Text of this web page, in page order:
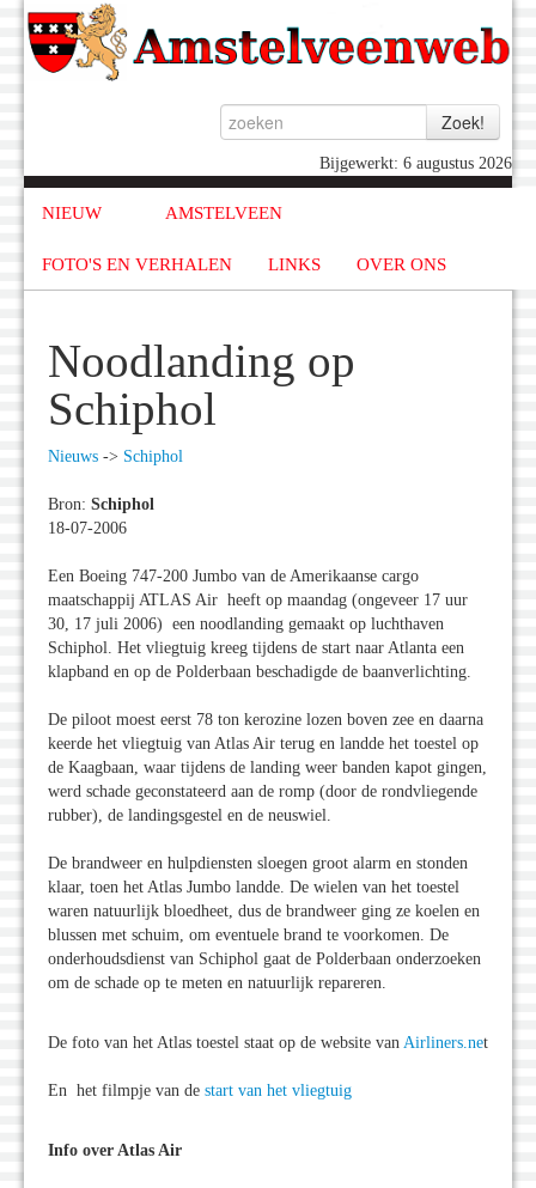
Bijgewerkt: 6 augustus 2026
NIEUW AMSTELVEEN
FOTO'S EN VERHALEN LINKS OVER ONS
Noodlanding op
Schiphol
Nieuws -> Schiphol
Bron: Schiphol
18-07-2006
Een Boeing 747-200 Jumbo van de Amerikaanse cargo
maatschappij ATLAS Air heeft op maandag (ongeveer 17 uur
30, 17 juli 2006) een noodlanding gemaakt op luchthaven
Schiphol. Het vliegtuig kreeg tijdens de start naar Atlanta een
klapband en op de Polderbaan beschadigde de baanverlichting.
De piloot moest eerst 78 ton kerozine lozen boven zee en daarna
keerde het vliegtuig van Atlas Air terug en landde het toestel op
de Kaagbaan, waar tijdens de landing weer banden kapot gingen,
werd schade geconstateerd aan de romp (door de rondvliegende
rubber), de landingsgestel en de neuswiel.
De brandweer en hulpdiensten sloegen groot alarm en stonden
klaar, toen het Atlas Jumbo landde. De wielen van het toestel
waren natuurlijk bloedheet, dus de brandweer ging ze koelen en
blussen met schuim, om eventuele brand te voorkomen. De
onderhoudsdienst van Schiphol gaat de Polderbaan onderzoeken
om de schade op te meten en natuurlijk repareren.
De foto van het Atlas toestel staat op de website van Airliners.net
En het filmpje van de start van het vliegtuig
Info over Atlas Air